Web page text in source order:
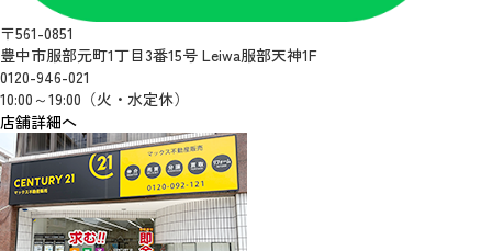
〒561-0851
豊中市服部元町1丁目3番15号 Leiwa服部天神1F
0120-946-021
10:00～19:00（火・水定休）
店舗詳細へ